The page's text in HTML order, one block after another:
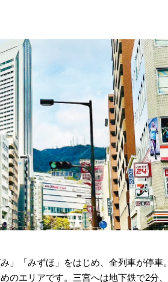
」「みずほ」をはじめ、全列車が停車。
のエリアです。三宮へは地下鉄で2分、